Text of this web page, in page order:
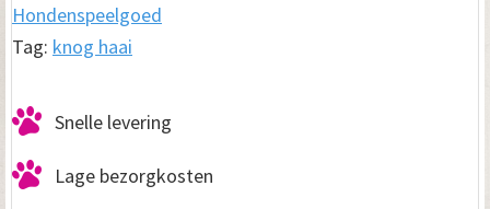
Hondenspeelgoed
Tag: knog haai
Snelle levering
Lage bezorgkosten